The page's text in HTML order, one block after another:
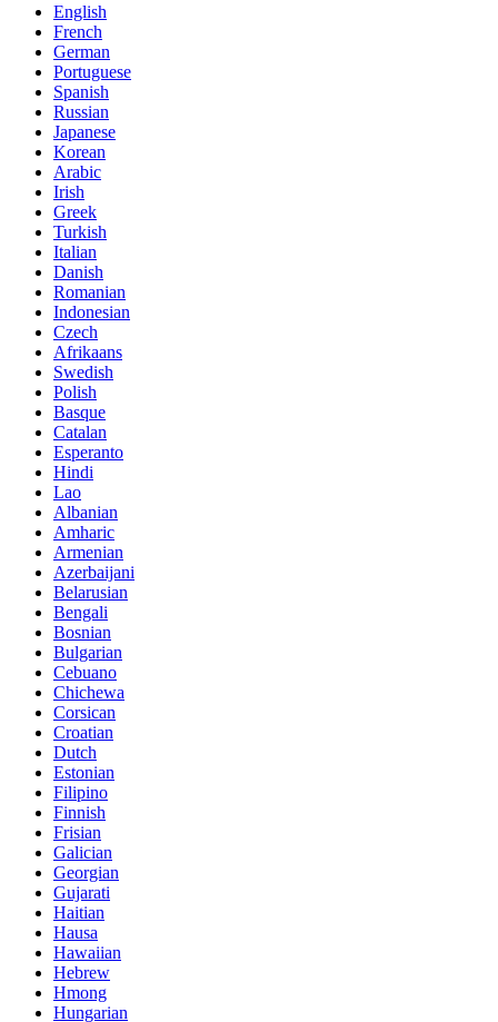
English
French
German
Portuguese
Spanish
Russian
Japanese
Korean
Arabic
Irish
Greek
Turkish
Italian
Danish
Romanian
Indonesian
Czech
Afrikaans
Swedish
Polish
Basque
Catalan
Esperanto
Hindi
Lao
Albanian
Amharic
Armenian
Azerbaijani
Belarusian
Bengali
Bosnian
Bulgarian
Cebuano
Chichewa
Corsican
Croatian
Dutch
Estonian
Filipino
Finnish
Frisian
Galician
Georgian
Gujarati
Haitian
Hausa
Hawaiian
Hebrew
Hmong
Hungarian